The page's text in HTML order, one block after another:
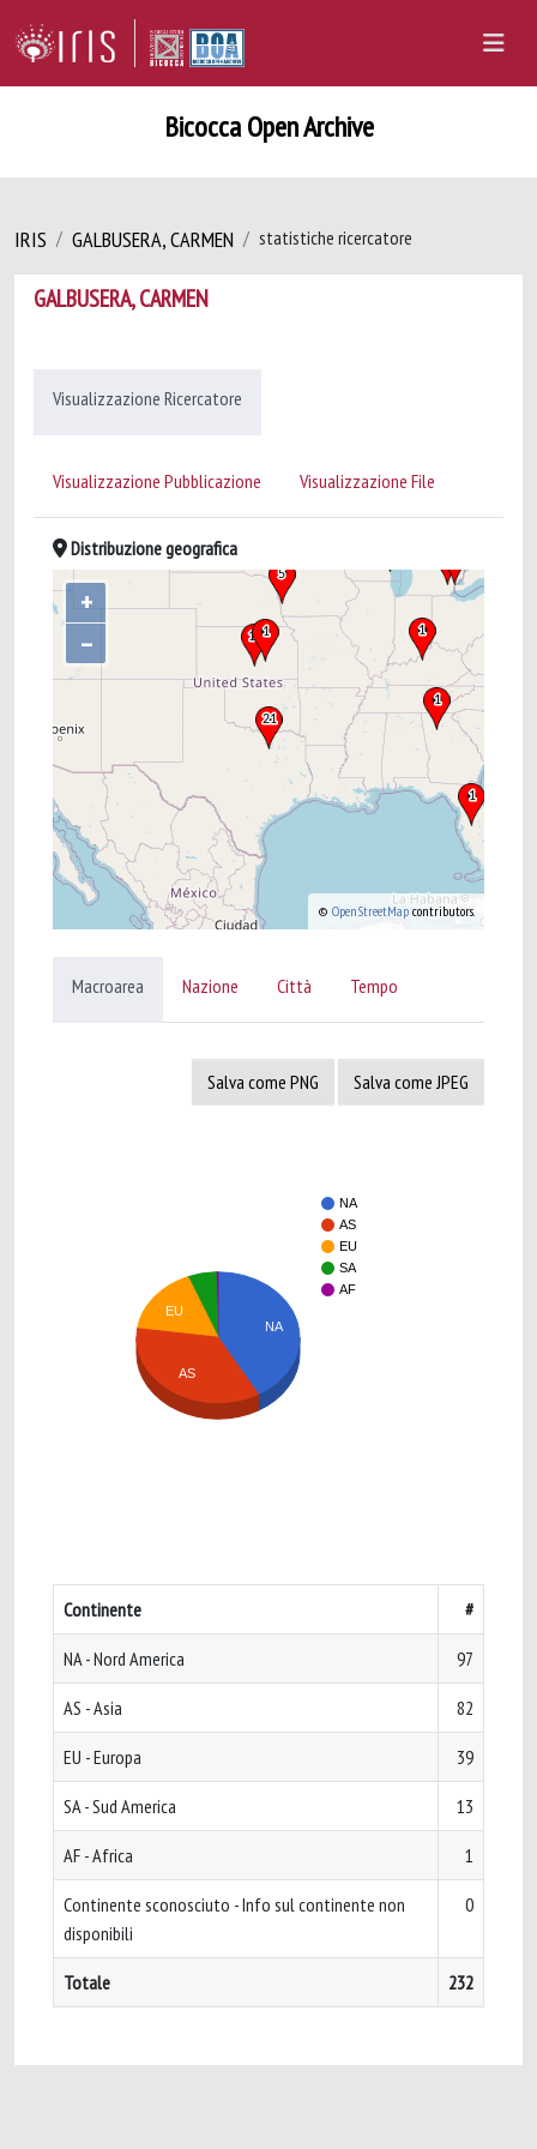
Bicocca Open Archive
IRIS GALBUSERA, CARMEN statistiche ricercatore
GALBUSERA, CARMEN
Visualizzazione Ricercatore
Visualizzazione Pubblicazione Visualizzazione File
Distribuzione geografica
+
–
© OpenStreetMap contributors.
Macroarea Nazione Città Tempo
Salva come PNG Salva come JPEG
NA
AS
EU
SA
AF
NA
EU
AS
Continente #
NA - Nord America 97
AS - Asia 82
EU - Europa 39
SA - Sud America 13
AF - Africa 1
Continente sconosciuto - Info sul continente non
disponibili
0
Totale 232